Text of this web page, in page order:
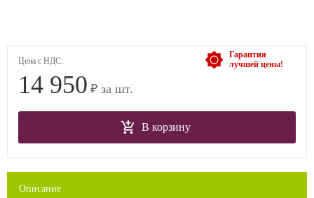
Гарантия
лучшей цены!
Цена с НДС:
14 950 ₽ за шт.
В корзину
Описание